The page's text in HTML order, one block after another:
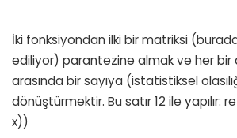
İki fonksiyondan ilki bir matriksi
ediliyor) parantezine almak ve her bir
arasında bir sayıya (istatistiksel
dönüştürmektir. Bu satır 12 ile yapılır:
x))